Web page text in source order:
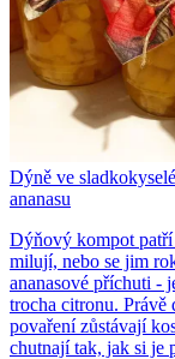
Dýně ve
ananasu
Dýňový kompot patří
milují, nebo se jim
ananasové příchuti -
trocha citronu. Právě
povaření zůstávají
chutnají tak, jak si je